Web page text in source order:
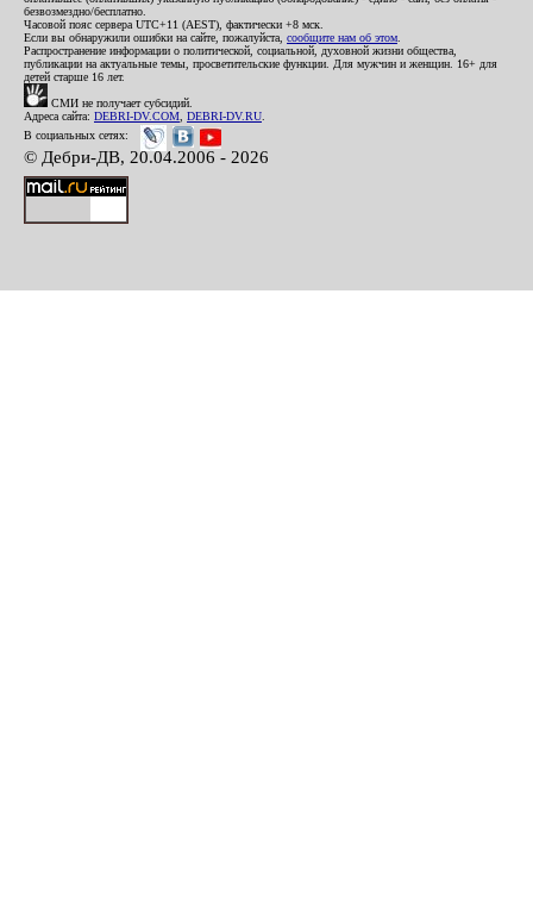
безвозмездно/бесплатно.
Часовой пояс сервера UTC+11 (AEST), фактически +8 мск.
Если вы обнаружили ошибки на сайте, пожалуйста, сообщите нам об этом
Распространение информации о политической, социальной, духовной жизни общества,
публикации на актуальные темы, просветительские функции. Для мужчин и женщин. 16+ для
детей старше 16 лет.
СМИ не получает субсидий.
Адреса сайта: DEBRI-DV.COM DEBRI-DV.RU
В социальных сетях:
© Дебри-ДВ, 20.04.2006 - 2026